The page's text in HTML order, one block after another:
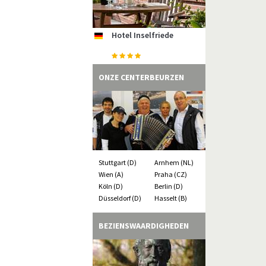
de Hotel Inselfriede
de Strandhotel Bene
de
Zimmervermittlung
de Gästehaus Uthörn
de Hotel Aquantis
ONZE CENTERBEURZEN
Stuttgart (D)
Arnhem (NL)
Wien (A)
Praha (CZ)
Köln (D)
Berlin (D)
Düsseldorf (D)
Hasselt (B)
BEZIENSWAARDIGHEDEN